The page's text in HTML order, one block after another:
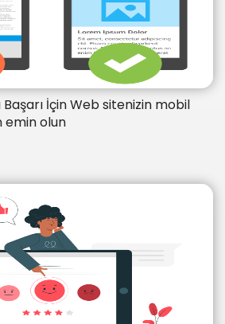
İçin Web sitenizin mobil
emin olun